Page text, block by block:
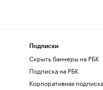
Подписки
Скрыть баннеры на РБК
Подписка на РБК
Корпоративная подписка